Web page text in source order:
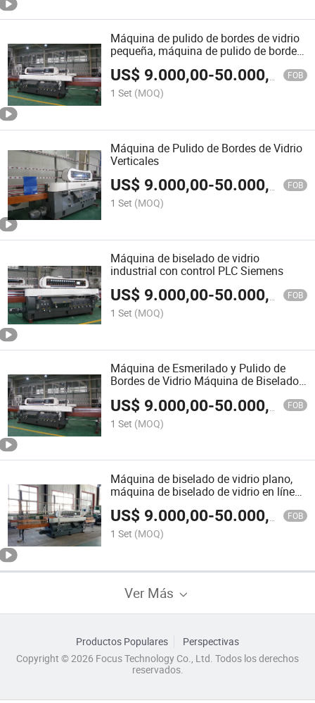
Máquina de pulido de bordes de vidrio
pequeña, máquina de pulido de bordes
de vidrio en línea recta
US$ 9.000,00-50.000,00 FOB
1 Set (MOQ)
Máquina de Pulido de Bordes de Vidrio
Verticales
US$ 9.000,00-50.000,00 FOB
1 Set (MOQ)
Máquina de biselado de vidrio
industrial con control PLC Siemens
US$ 9.000,00-50.000,00 FOB
1 Set (MOQ)
Máquina de Esmerilado y Pulido de
Bordes de Vidrio Máquina de Biselado
US$ 9.000,00-50.000,00 FOB
1 Set (MOQ)
Máquina de biselado de vidrio plano,
máquina de biselado de vidrio en línea
recta
US$ 9.000,00-50.000,00 FOB
1 Set (MOQ)
Ver Más
Productos Populares
Perspectivas
Copyright © 2026 Focus Technology Co., Ltd. Todos los derechos
reservados.